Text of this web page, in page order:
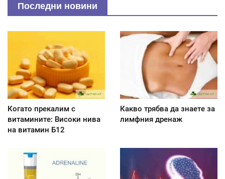
Последни новини
Когато прекалим с
витамините: Високи нива
на витамин Б12
Какво трябва да знаете за
лимфния дренаж